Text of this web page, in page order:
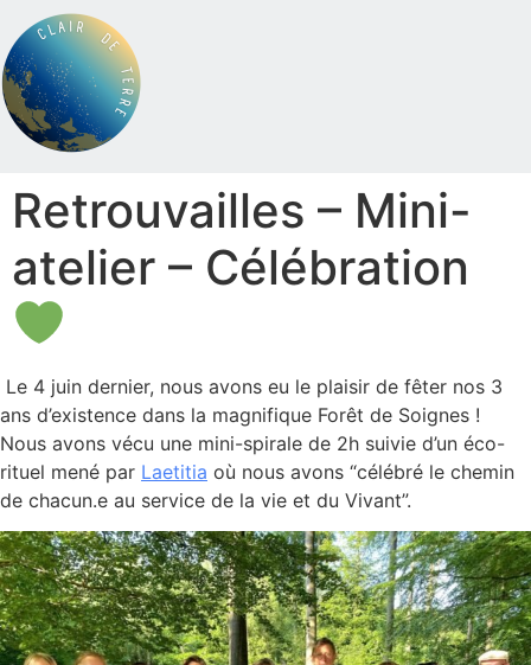
Retrouvailles – Mini-
atelier – Célébration
Le 4 juin dernier, nous avons eu le plaisir de fêter nos 3
ans d’existence dans la magnifique Forêt de Soignes !
Nous avons vécu une mini-spirale de 2h suivie d’un éco-
rituel mené par Laetitia où nous avons “célébré le chemin
de chacun.e au service de la vie et du Vivant”.